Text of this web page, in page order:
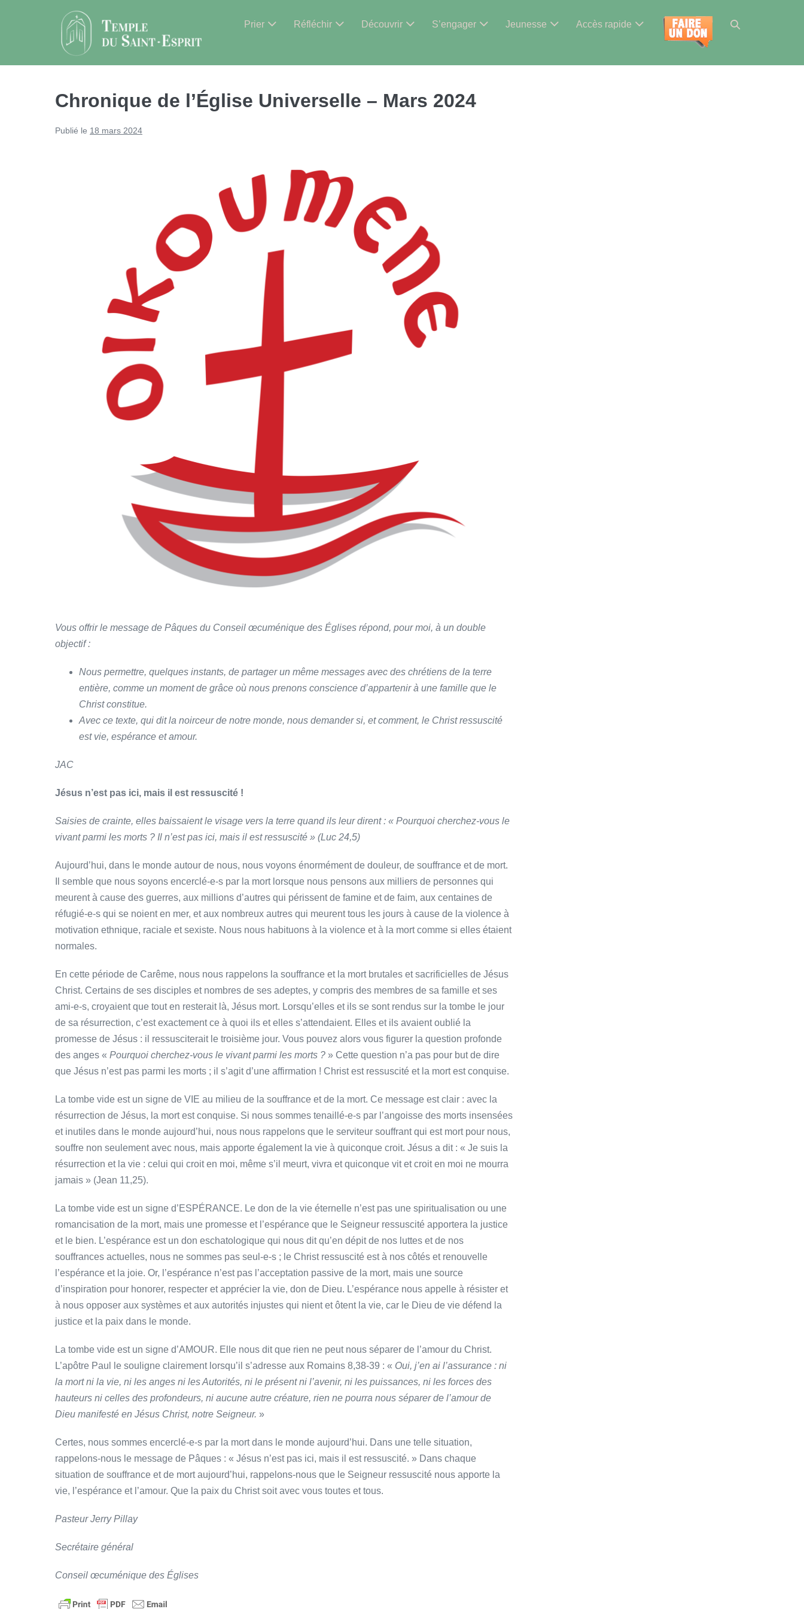
Prier Réfléchir Découvrir S’engager Jeunesse Accès rapide
Basculer
Chronique de l’Église Universelle – Mars 2024
Publié le 18 mars 2024
Vous offrir le message de Pâques du Conseil œcuménique des Églises répond, pour moi, à un double
objectif :
Nous permettre, quelques instants, de partager un même messages avec des chrétiens de la terre
entière, comme un moment de grâce où nous prenons conscience d’appartenir à une famille que le
Christ constitue.
Avec ce texte, qui dit la noirceur de notre monde, nous demander si, et comment, le Christ ressuscité
est vie, espérance et amour.
JAC
Jésus n’est pas ici, mais il est ressuscité !
Saisies de crainte, elles baissaient le visage vers la terre quand ils leur dirent : « Pourquoi cherchez-vous le
vivant parmi les morts ? Il n’est pas ici, mais il est ressuscité » (Luc 24,5)
Aujourd’hui, dans le monde autour de nous, nous voyons énormément de douleur, de souffrance et de mort.
Il semble que nous soyons encerclé-e-s par la mort lorsque nous pensons aux milliers de personnes qui
meurent à cause des guerres, aux millions d’autres qui périssent de famine et de faim, aux centaines de
réfugié-e-s qui se noient en mer, et aux nombreux autres qui meurent tous les jours à cause de la violence à
motivation ethnique, raciale et sexiste. Nous nous habituons à la violence et à la mort comme si elles étaient
normales.
En cette période de Carême, nous nous rappelons la souffrance et la mort brutales et sacrificielles de Jésus
Christ. Certains de ses disciples et nombres de ses adeptes, y compris des membres de sa famille et ses
ami-e-s, croyaient que tout en resterait là, Jésus mort. Lorsqu’elles et ils se sont rendus sur la tombe le jour
de sa résurrection, c’est exactement ce à quoi ils et elles s’attendaient. Elles et ils avaient oublié la
promesse de Jésus : il ressusciterait le troisième jour. Vous pouvez alors vous figurer la question profonde
des anges « Pourquoi cherchez-vous le vivant parmi les morts ? » Cette question n’a pas pour but de dire
que Jésus n’est pas parmi les morts ; il s’agit d’une affirmation ! Christ est ressuscité et la mort est conquise.
La tombe vide est un signe de VIE au milieu de la souffrance et de la mort. Ce message est clair : avec la
résurrection de Jésus, la mort est conquise. Si nous sommes tenaillé-e-s par l’angoisse des morts insensées
et inutiles dans le monde aujourd’hui, nous nous rappelons que le serviteur souffrant qui est mort pour nous,
souffre non seulement avec nous, mais apporte également la vie à quiconque croit. Jésus a dit : « Je suis la
résurrection et la vie : celui qui croit en moi, même s’il meurt, vivra et quiconque vit et croit en moi ne mourra
jamais » (Jean 11,25).
La tombe vide est un signe d’ESPÉRANCE. Le don de la vie éternelle n’est pas une spiritualisation ou une
romancisation de la mort, mais une promesse et l’espérance que le Seigneur ressuscité apportera la justice
et le bien. L’espérance est un don eschatologique qui nous dit qu’en dépit de nos luttes et de nos
souffrances actuelles, nous ne sommes pas seul-e-s ; le Christ ressuscité est à nos côtés et renouvelle
l’espérance et la joie. Or, l’espérance n’est pas l’acceptation passive de la mort, mais une source
d’inspiration pour honorer, respecter et apprécier la vie, don de Dieu. L’espérance nous appelle à résister et
à nous opposer aux systèmes et aux autorités injustes qui nient et ôtent la vie, car le Dieu de vie défend la
justice et la paix dans le monde.
La tombe vide est un signe d’AMOUR. Elle nous dit que rien ne peut nous séparer de l’amour du Christ.
L’apôtre Paul le souligne clairement lorsqu’il s’adresse aux Romains 8,38-39 : « Oui, j’en ai l’assurance : ni
la mort ni la vie, ni les anges ni les Autorités, ni le présent ni l’avenir, ni les puissances, ni les forces des
hauteurs ni celles des profondeurs, ni aucune autre créature, rien ne pourra nous séparer de l’amour de
Dieu manifesté en Jésus Christ, notre Seigneur. »
Certes, nous sommes encerclé-e-s par la mort dans le monde aujourd’hui. Dans une telle situation,
rappelons-nous le message de Pâques : « Jésus n’est pas ici, mais il est ressuscité. » Dans chaque
situation de souffrance et de mort aujourd’hui, rappelons-nous que le Seigneur ressuscité nous apporte la
vie, l’espérance et l’amour. Que la paix du Christ soit avec vous toutes et tous.
Pasteur Jerry Pillay
Secrétaire général
Conseil œcuménique des Églises